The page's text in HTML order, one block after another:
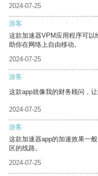
2024-07-25
游客
这款加速器VPM应用程序可以
助你在网络上自由移动。
2024-07-25
游客
这款app就像我的财务顾问，让
2024-07-25
游客
这款加速器app的加速效果一
区的线路。
2024-07-25